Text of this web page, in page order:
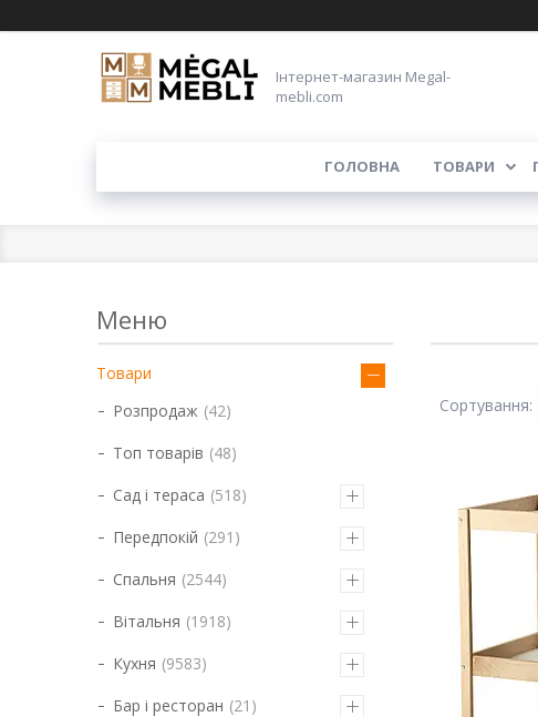
Інтернет-магазин Megal-
mebli.com
ГОЛОВНА ТОВАРИ
Товари
Розпродаж 42
Топ товарів 48
Сад і тераса 518
Передпокій 291
Спальня 2544
Вітальня 1918
Кухня 9583
Бар і ресторан 21